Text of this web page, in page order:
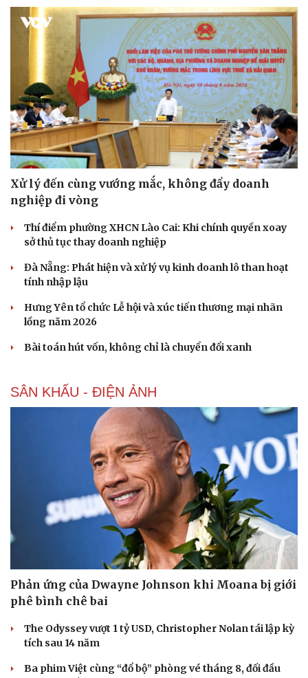
Xử lý đến cùng vướng mắc, không đẩy doanh
nghiệp đi vòng
Thí điểm phường XHCN Lào Cai: Khi chính quyền xoay
sở thủ tục thay doanh nghiệp
Đà Nẵng: Phát hiện và xử lý vụ kinh doanh lô than hoạt
tính nhập lậu
Hưng Yên tổ chức Lễ hội và xúc tiến thương mại nhãn
lồng năm 2026
Bài toán hút vốn, không chỉ là chuyển đổi xanh
SÂN KHẤU - ĐIỆN ẢNH
Phản ứng của Dwayne Johnson khi Moana bị giới
phê bình chê bai
The Odyssey vượt 1 tỷ USD, Christopher Nolan tái lập kỳ
tích sau 14 năm
Ba phim Việt cùng “đổ bộ” phòng vé tháng 8, đối đầu